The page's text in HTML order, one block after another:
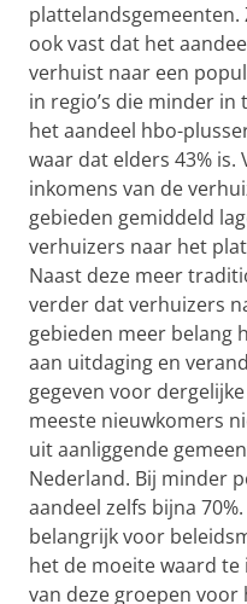
ook vast dat het
verhuist naar een
in regio’s die minder in
het aandeel hbo-
waar dat elders 43%
inkomens van de
gebieden gemiddeld
verhuizers naar het
Naast deze meer
verder dat verhuizers
gebieden meer belang
aan uitdaging en
gegeven voor
meeste nieuwkomers
uit aanliggende
Nederland. Bij minder
aandeel zelfs bijna
belangrijk voor
het de moeite waard
van deze groepen voor